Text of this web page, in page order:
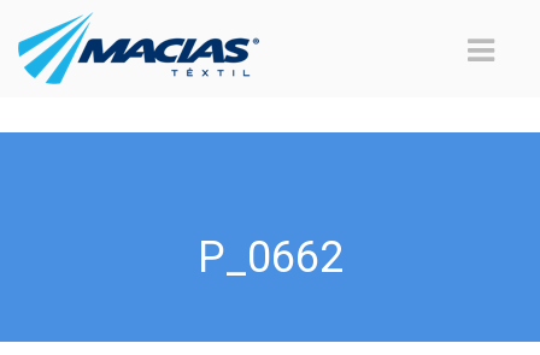
P_0662